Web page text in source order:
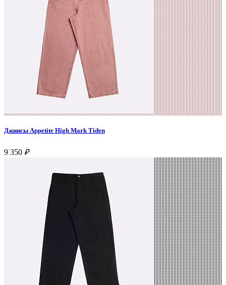
Джинсы Appetite High Mark Tiden
9 350 ₽